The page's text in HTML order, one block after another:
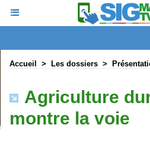
Accueil > Les dossiers >
Agriculture
montre la voie